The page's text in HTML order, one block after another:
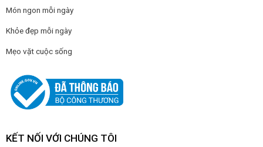
Món ngon mỗi ngày
Khỏe đẹp mỗi ngày
Mẹo vặt cuộc sống
KẾT NỐI VỚI CHÚNG TÔI